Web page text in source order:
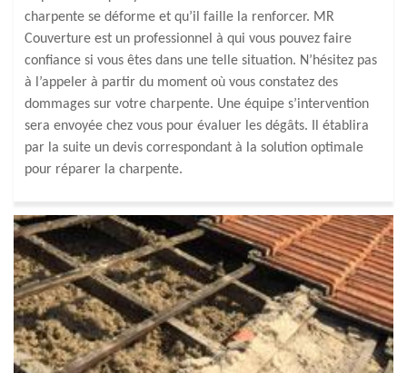
charpente se déforme et qu’il faille la renforcer. MR
Couverture est un professionnel à qui vous pouvez faire
confiance si vous êtes dans une telle situation. N’hésitez pas
à l’appeler à partir du moment où vous constatez des
dommages sur votre charpente. Une équipe s’intervention
sera envoyée chez vous pour évaluer les dégâts. Il établira
par la suite un devis correspondant à la solution optimale
pour réparer la charpente.